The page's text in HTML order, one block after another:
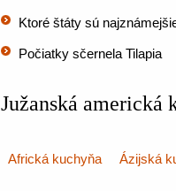
Ktoré štáty sú
Počiatky sčernela Tilapia
Južanská americká
Africká kuchyňa Ázijská